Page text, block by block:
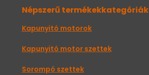
Népszerű termékekkategóriák
Kapunyitó motorok
Kapunyitó motor szettek
Sorompó szettek